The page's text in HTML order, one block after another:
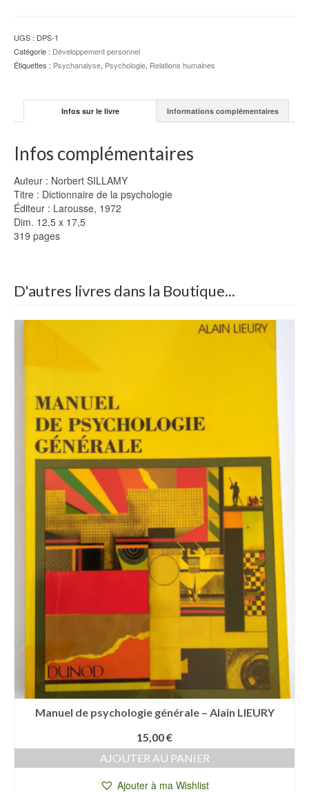
-
SILLAMY
UGS : DPS-1
Catégorie : Développement personnel
Étiquettes : Psychanalyse, Psychologie, Relations humaines
Infos sur le livre Informations complémentaires
Infos complémentaires
Auteur : Norbert SILLAMY
Titre : Dictionnaire de la psychologie
Éditeur : Larousse, 1972
Dim. 12,5 x 17,5
319 pages
D'autres livres dans la Boutique...
Manuel de psychologie générale – Alain LIEURY
15,00€
AJOUTER AU PANIER
Ajouter à ma Wishlist